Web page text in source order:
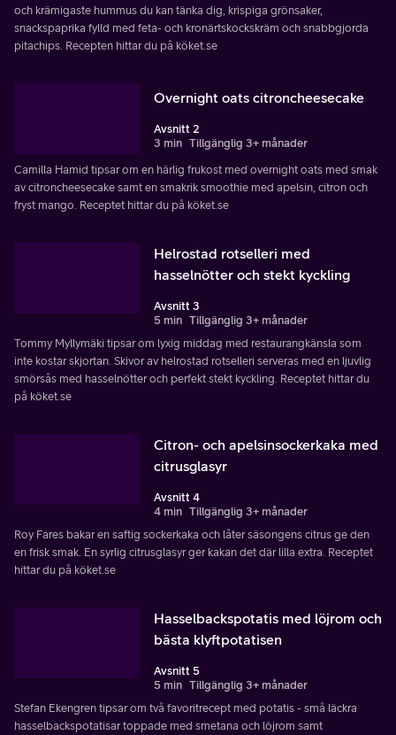
och krämigaste hummus du kan tänka dig, krispiga grönsaker,
snackspaprika fylld med feta- och kronärtskockskräm och snabbgjorda
pitachips. Recepten hittar du på köket.se
Overnight oats citroncheesecake
Avsnitt 2
3 min Tillgänglig 3+ månader
Camilla Hamid tipsar om en härlig frukost med overnight oats med smak
av citroncheesecake samt en smakrik smoothie med apelsin, citron och
fryst mango. Receptet hittar du på köket.se
Helrostad rotselleri med
hasselnötter och stekt kyckling
Avsnitt 3
5 min Tillgänglig 3+ månader
Tommy Myllymäki tipsar om lyxig middag med restaurangkänsla som
inte kostar skjortan. Skivor av helrostad rotselleri serveras med en ljuvlig
smörsås med hasselnötter och perfekt stekt kyckling. Receptet hittar du
på köket.se
Citron- och apelsinsockerkaka med
citrusglasyr
Avsnitt 4
4 min Tillgänglig 3+ månader
Roy Fares bakar en saftig sockerkaka och låter säsongens citrus ge den
en frisk smak. En syrlig citrusglasyr ger kakan det där lilla extra. Receptet
hittar du på köket.se
Hasselbackspotatis med löjrom och
bästa klyftpotatisen
Avsnitt 5
5 min Tillgänglig 3+ månader
Stefan Ekengren tipsar om två favoritrecept med potatis - små läckra
hasselbackspotatisar toppade med smetana och löjrom samt